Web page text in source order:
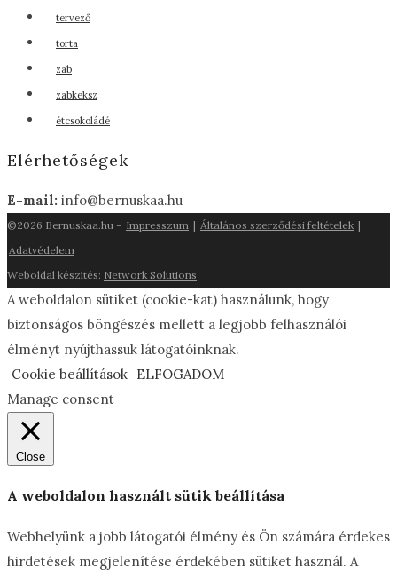
tervező
torta
zab
zabkeksz
étcsokoládé
Elérhetőségek
E-mail: info@bernuskaa.hu
©2026 Bernuskaa.hu - Impresszum | Általános szerződési feltételek |
Adatvédelem
Weboldal készítés: Network Solutions
A weboldalon sütiket (cookie-kat) használunk, hogy
biztonságos böngészés mellett a legjobb felhasználói
élményt nyújthassuk látogatóinknak.
Cookie beállítások ELFOGADOM
Manage consent
Close
A weboldalon használt sütik beállítása
Webhelyünk a jobb látogatói élmény és Ön számára érdekes
hirdetések megjelenítése érdekében sütiket használ. A